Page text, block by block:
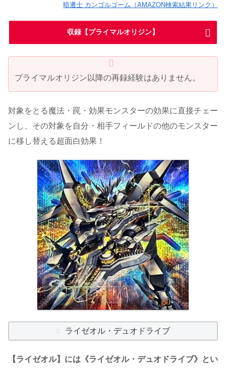
暗遷士 カンゴルゴーム（AMAZON検索結果リンク）
収録【プライマルオリジン】
プライマルオリジン以降の再録経験はありません。
対象をとる魔法・罠・効果モンスターの効果に直接チェー
ンし、その対象を自分・相手フィールドの他のモンスター
に移し替える超面白効果！
ライゼオル・デュオドライブ
【ライゼオル】には《ライゼオル・デュオドライブ》とい